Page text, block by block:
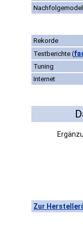
Nachfolgemodell
Rekorde
Testberichte (
Tuning
Internet
Zur